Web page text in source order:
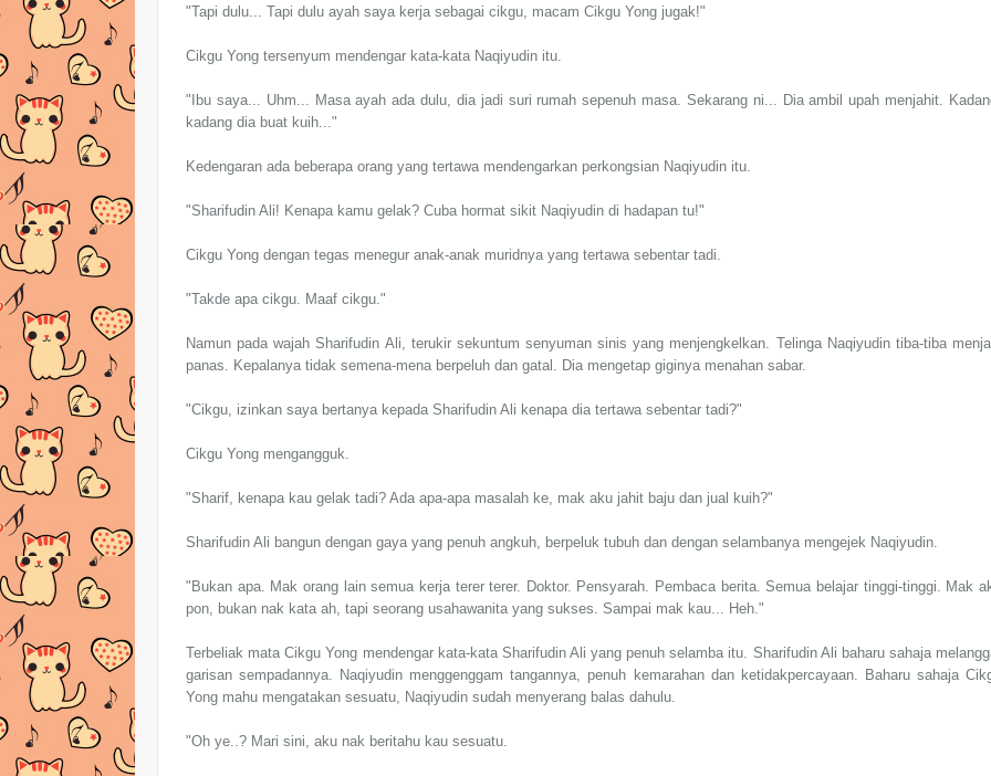
"Tapi dulu... Tapi dulu ayah saya kerja sebagai cikgu, macam Cikgu Yong jugak!"
Cikgu Yong tersenyum mendengar kata-kata Naqiyudin itu.
"Ibu saya... Uhm... Masa ayah ada dulu, dia jadi suri rumah sepenuh masa. Sekarang ni... Dia ambil upah menjahit.
kadang dia buat kuih..."
Kedengaran ada beberapa orang yang tertawa mendengarkan perkongsian Naqiyudin itu.
"Sharifudin Ali! Kenapa kamu gelak? Cuba hormat sikit Naqiyudin di hadapan tu!"
Cikgu Yong dengan tegas menegur anak-anak muridnya yang tertawa sebentar tadi.
"Takde apa cikgu. Maaf cikgu."
Namun pada wajah Sharifudin Ali, terukir sekuntum senyuman sinis yang menjengkelkan. Telinga Naqiyudin tiba-tiba
panas. Kepalanya tidak semena-mena berpeluh dan gatal. Dia mengetap giginya menahan sabar.
"Cikgu, izinkan saya bertanya kepada Sharifudin Ali kenapa dia tertawa sebentar tadi?"
Cikgu Yong mengangguk.
"Sharif, kenapa kau gelak tadi? Ada apa-apa masalah ke, mak aku jahit baju dan jual kuih?"
Sharifudin Ali bangun dengan gaya yang penuh angkuh, berpeluk tubuh dan dengan selambanya mengejek Naqiyudin.
"Bukan apa. Mak orang lain semua kerja terer terer. Doktor. Pensyarah. Pembaca berita. Semua belajar tinggi-tinggi. Mak
pon, bukan nak kata ah, tapi seorang usahawanita yang sukses. Sampai mak kau... Heh."
Terbeliak mata Cikgu Yong mendengar kata-kata Sharifudin Ali yang penuh selamba itu. Sharifudin Ali baharu sahaja
garisan sempadannya. Naqiyudin menggenggam tangannya, penuh kemarahan dan ketidakpercayaan. Baharu sahaja
Yong mahu mengatakan sesuatu, Naqiyudin sudah menyerang balas dahulu.
"Oh ye..? Mari sini, aku nak beritahu kau sesuatu.